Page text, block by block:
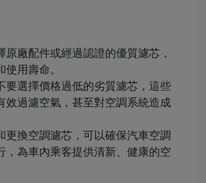
原廠配件或經過認證的優質濾芯，
用壽命。
要選擇價格過低的劣質濾芯，這些
效過濾空氣，甚至對空調系統造成
更換空調濾芯，可以確保汽車空調
，為車內乘客提供清新、健康的空